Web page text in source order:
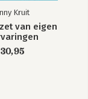
Kruit
van eigen